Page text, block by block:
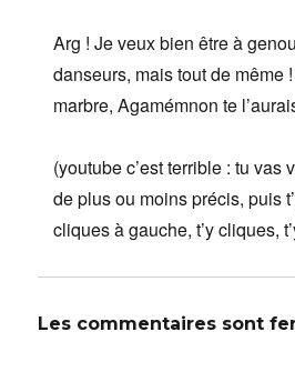
Arg ! Je veux bien être à
danseurs, mais tout de même
marbre, Agamémnon te
(youtube c’est terrible : tu vas
de plus ou moins précis, puis
cliques à gauche, t’y cliques,
Les commentaires sont